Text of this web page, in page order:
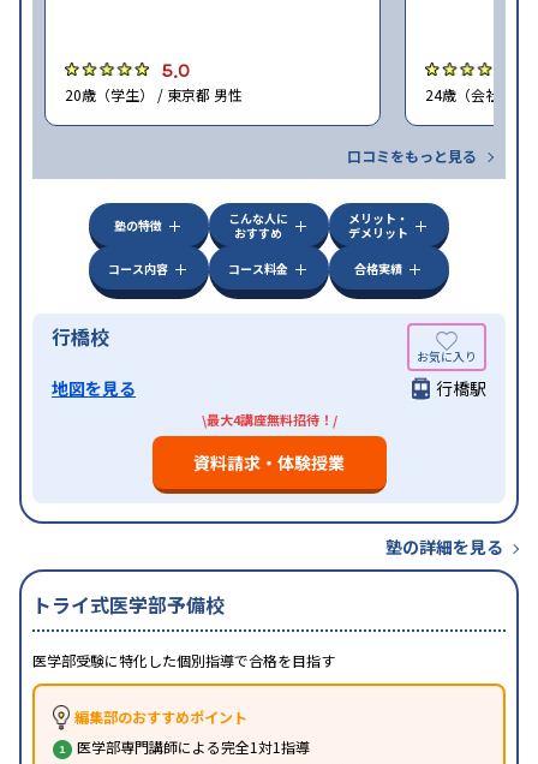
5.0
20歳（学生） / 東京都 男性 24歳（会社員<
口コミをもっと見る
塾の特徴
こんな人に
おすすめ
メリット・
デメリット
コース内容
コース料金 合格実績
行橋校
地図を見る 行橋駅
\最大4講座無料招待！/
資料請求・体験授業
塾の詳細を見る
トライ式医学部予備校
医学部受験に特化した個別指導で合格を目指す
編集部のおすすめポイント
医学部専門講師による完全1対1指導